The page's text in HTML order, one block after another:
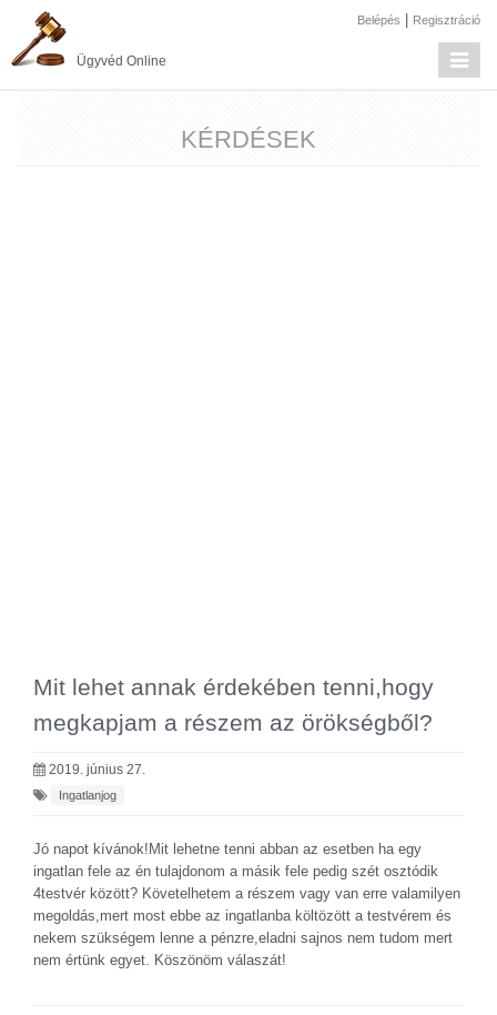
Belépés Regisztráció
Toggle
Ügyvéd Online
KÉRDÉSEK
Mit lehet annak érdekében tenni,hogy
megkapjam a részem az örökségből?
2019. június 27.
Ingatlanjog
Jó napot kívánok!Mit lehetne tenni abban az esetben ha egy
ingatlan fele az én tulajdonom a másik fele pedig szét osztódik
4testvér között? Követelhetem a részem vagy van erre valamilyen
megoldás,mert most ebbe az ingatlanba költözött a testvérem és
nekem szükségem lenne a pénzre,eladni sajnos nem tudom mert
nem értünk egyet. Köszönöm válaszát!